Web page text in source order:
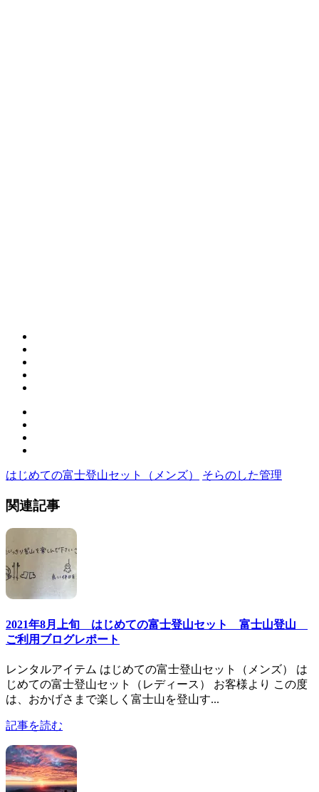
はじめての富士登山セット（メンズ） そらのした管理
関連記事
2021年8月上旬 はじめての富士登山セット 富士山登山
ご利用ブログレポート
レンタルアイテム はじめての富士登山セット（メンズ） は
じめての富士登山セット（レディース） お客様より この度
は、おかげさまで楽しく富士山を登山す...
記事を読む